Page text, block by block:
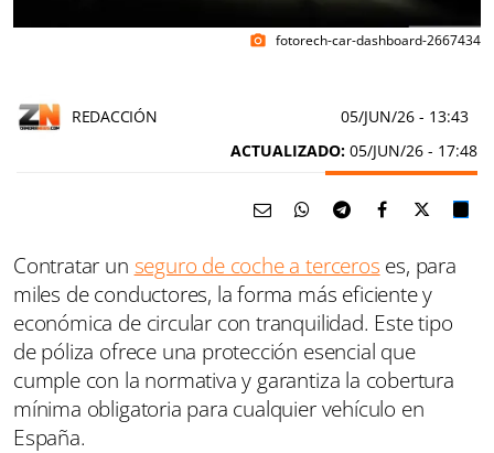
photo_camera fotorech-car-dashboard-2667434
REDACCIÓN 05/JUN/26 - 13:43
ACTUALIZADO: 05/JUN/26 - 17:48
Contratar un seguro de coche a terceros es, para
miles de conductores, la forma más eficiente y
económica de circular con tranquilidad. Este tipo
de póliza ofrece una protección esencial que
cumple con la normativa y garantiza la cobertura
mínima obligatoria para cualquier vehículo en
España.